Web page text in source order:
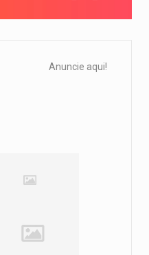
Anuncie aqui!